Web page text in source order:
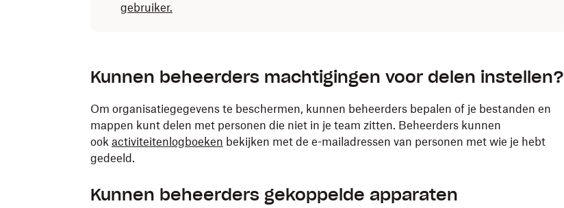
gebruiker.
Kunnen beheerders machtigingen voor delen instellen?
Om organisatiegegevens te beschermen, kunnen beheerders bepalen of je bestanden en
mappen kunt delen met personen die niet in je team zitten. Beheerders kunnen
ook activiteitenlogboeken bekijken met de e-mailadressen van personen met wie je hebt
gedeeld.
Kunnen beheerders gekoppelde apparaten